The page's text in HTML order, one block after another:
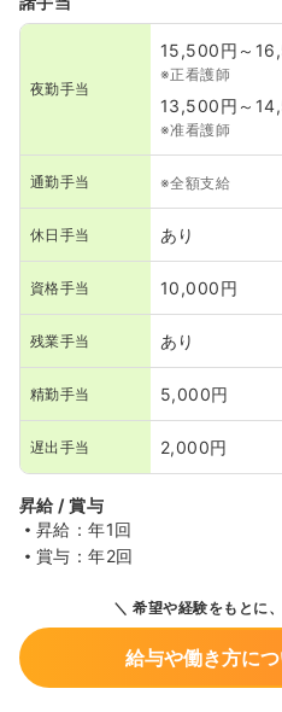
夜勤手当
15,500円～
※正看護師
13,500円～
※准看護師
通勤手当 ※全額支給
休日手当 あり
資格手当 10,000円
残業手当 あり
精勤手当 5,000円
遅出手当 2,000円
昇給 / 賞与
昇給：年1回
賞与：年2回
希望や経験をもとに
給与や働き方に